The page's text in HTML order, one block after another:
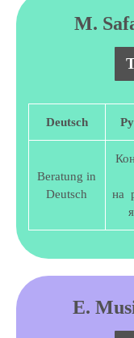
M.
Deutsch
Beratung in
Deutsch​
на
E.